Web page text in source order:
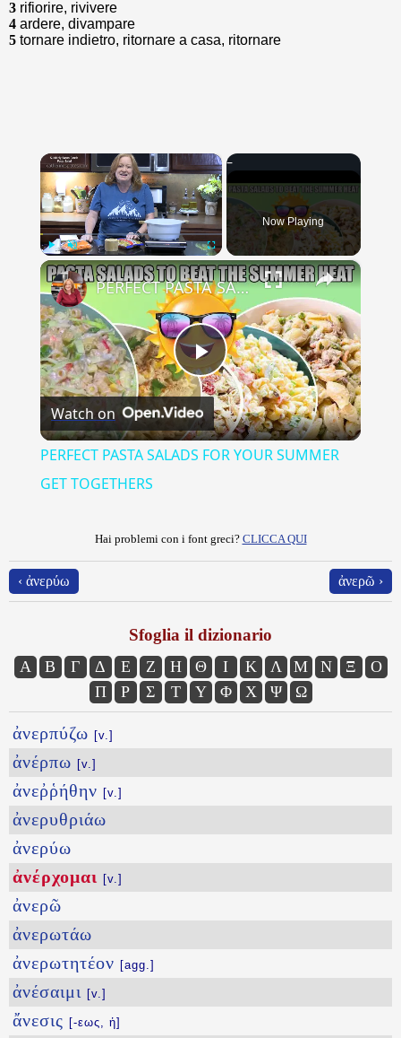
3 rifiorire, rivivere
4 ardere, divampare
5 tornare indietro, ritornare a casa, ritornare
×
Play Unmute Fullscreen
Now Playing
×
Play
Video
PERFECT PASTA SALADS FOR YOUR SUMMER GET TOGETHERS
Watch on
PERFECT PASTA SALADS FOR YOUR SUMMER
GET TOGETHERS
Hai problemi con i font greci? CLICCA QUI
‹ ἀνερύω ἀνερῶ ›
Sfoglia il dizionario
Α Β Γ Δ Ε Ζ Η Θ Ι Κ Λ Μ Ν Ξ
Ο
Π
Ρ Σ Τ Υ Φ Χ Ψ Ω
ἀνερπύζω [v.]
ἀνέρπω [v.]
ἀνεῤῥήθην [v.]
ἀνερυθριάω
ἀνερύω
ἀνέρχομαι [v.]
ἀνερῶ
ἀνερωτάω
ἀνερωτητέον [agg.]
ἀνέσαιμι [v.]
ἄνεσις [-εως, ἡ]